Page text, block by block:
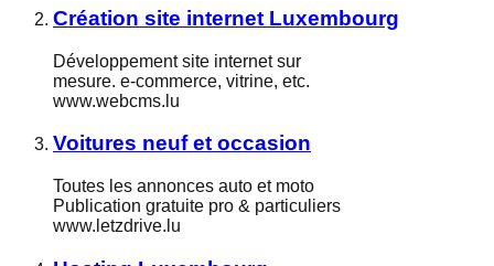
Création site internet Luxembourg
Développement site internet sur
mesure. e-commerce, vitrine, etc.
www.webcms.lu
Voitures neuf et occasion
Toutes les annonces auto et moto
Publication gratuite pro & particuliers
www.letzdrive.lu